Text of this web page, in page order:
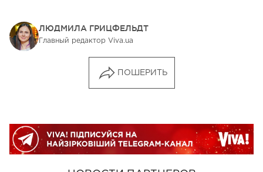
ЛЮДМИЛА ГРИЦФЕЛЬДТ
Главный редактор Viva.ua
ПОШЕРИТЬ